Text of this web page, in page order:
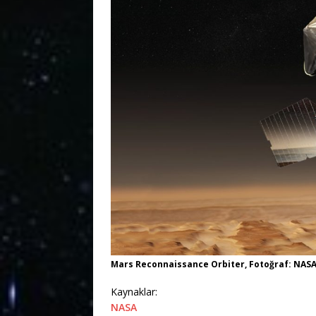
Mars Reconnaissance Orbiter, Fotoğraf: NASA
Kaynaklar:
NASA